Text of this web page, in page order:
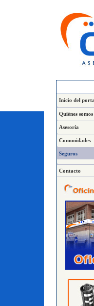
Inicio del
Quiénes somos
Asesoría
Comunidades
Seguros
Contacto